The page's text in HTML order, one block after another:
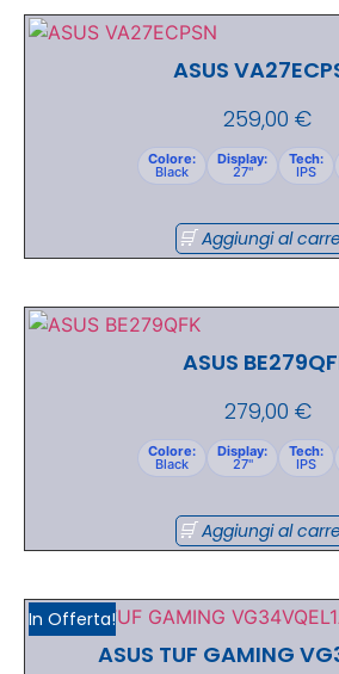
ASUS
259,00 €
Colore:
Black
Display:
27"
Tech:
IPS
Aggiungi al
ASUS
279,00 €
Colore:
Black
Display:
27"
Tech:
IPS
Aggiungi al
In Offerta!
ASUS TUF GAMING